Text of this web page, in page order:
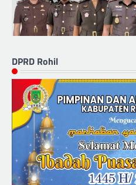
DPRD Rohil